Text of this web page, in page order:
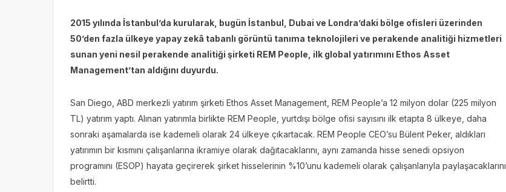
2015 yılında İstanbul’da kurularak, bugün İstanbul, Dubai ve Londra’daki bölge ofisleri üzerinden
50’den fazla ülkeye yapay zekâ tabanlı görüntü tanıma teknolojileri ve perakende analitiği hizmetleri
sunan yeni nesil perakende analitiği şirketi REM People, ilk global yatırımını Ethos Asset
Management’tan aldığını duyurdu.
San Diego, ABD merkezli yatırım şirketi Ethos Asset Management, REM People’a 12 milyon dolar (225 milyon
TL) yatırım yaptı. Alınan yatırımla birlikte REM People, yurtdışı bölge ofisi sayısını ilk etapta 8 ülkeye, daha
sonraki aşamalarda ise kademeli olarak 24 ülkeye çıkartacak. REM People CEO’su Bülent Peker, aldıkları
yatırımın bir kısmını çalışanlarına ikramiye olarak dağıtacaklarını, aynı zamanda hisse senedi opsiyon
programını (ESOP) hayata geçirerek şirket hisselerinin %10’unu kademeli olarak çalışanlarıyla paylaşacaklarını
belirtti.